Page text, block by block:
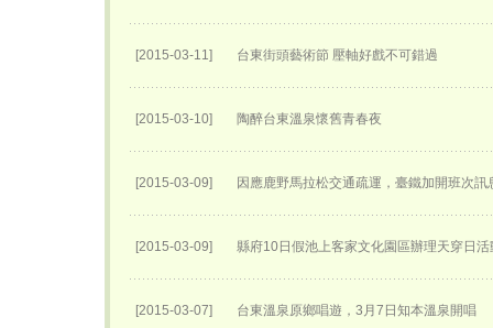
[2015-03-11] 台東街頭藝術節 壓軸好戲不可錯過
[2015-03-10] 陶醉台東溫泉懷舊青春夜
[2015-03-09] 因應鹿野馬拉松交通疏運，臺鐵加開班次訊
[2015-03-09] 縣府10日假池上客家文化園區辦理天穿日活
[2015-03-07] 台東溫泉原鄉唱遊，3月7日知本溫泉開唱